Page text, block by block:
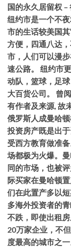
国的永久居留权
纽约市是一个不
市的生话较美国
方便，四通八达
市，人们可以漫
速公路。 纽约市
动队，篮球，足
大百货公司。 曾
有作者及来源, 故
俄罗斯人成曼哈
投资房产既是出
受西方教育做准
场都极为火爆。
同的市场，也被
际买家在曼哈顿
们在此置产多以
多海外投资者的
不跌，即使出租
20万家企业，不
度最高的城市之